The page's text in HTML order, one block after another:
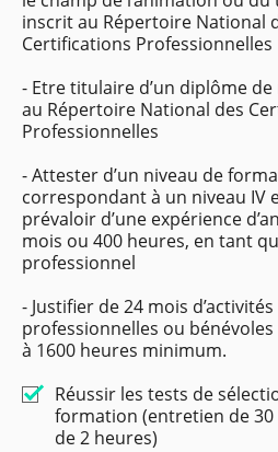
inscrit au Répertoire National
Certifications Professionnelles
- Etre titulaire d’un diplôme
au Répertoire National des
Professionnelles
- Attester d’un niveau de
correspondant à un niveau IV
prévaloir d’une expérience
mois ou 400 heures, en tant
professionnel
- Justifier de 24 mois d’activités
professionnelles ou
à 1600 heures minimum.
Réussir les tests de
formation (entretien de
de 2 heures)